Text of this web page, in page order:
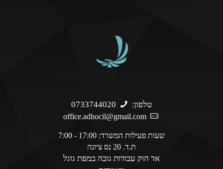
טלפון: 0733744020
office.adhocil@gmail.com
שעות פעילות המשרד: 17:00 - 7:00
ת.ד. 20 נס ציונה
אד הוק עבודות גובה במפת גוגל